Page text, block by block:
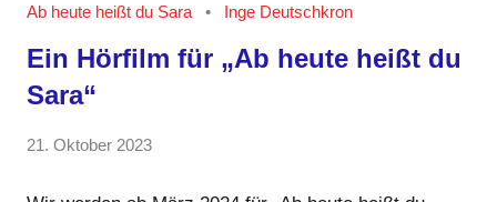
Ab heute heißt du Sara Inge Deutschkron
Ein Hörfilm für „Ab heute heißt du
Sara“
von
21. Oktober 2023